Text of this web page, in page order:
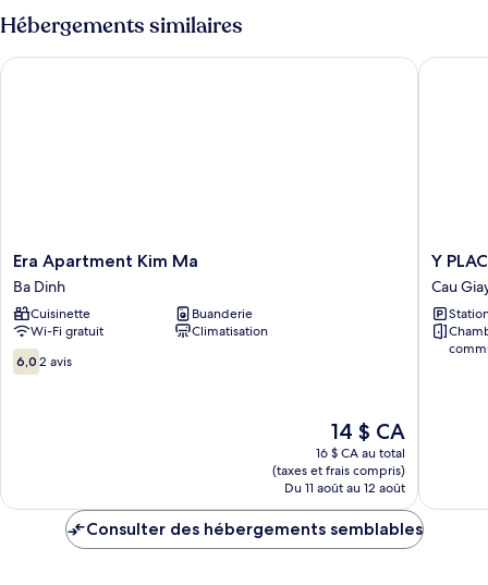
Hébergements similaires
Era
Apartment
Kim
Ma
Ba
Dinh
Era Apartment Kim Ma
Ba Dinh
Cuisinette
Buanderie
Wi-Fi gratuit
Climatisation
6.0
sur
6,0 2 avis
Le
prix
est
de
14 $ CA
14 $ CA
16 $ CA au total
(taxes et frais compris)
Du 11 août au 12 août
Era Apartment Kim Ma
Y
PLACE
Guest
House
Cau
Giay
Y
Cau
Y
Consulter des hébergements semblables